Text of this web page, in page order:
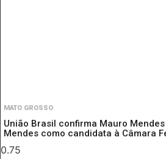
MATO GROSSO
União Brasil confirma Mauro
Mendes como candidata à Câmara